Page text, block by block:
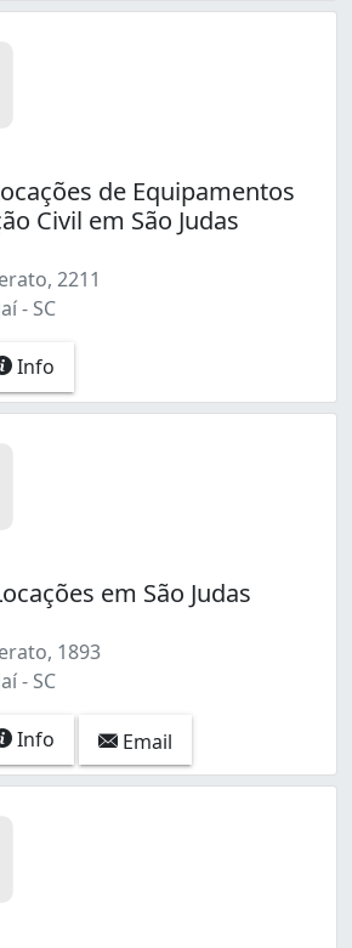
de Equipamentos
Civil em São Judas
2211
- SC
Info
em São Judas
1893
- SC
Info Email